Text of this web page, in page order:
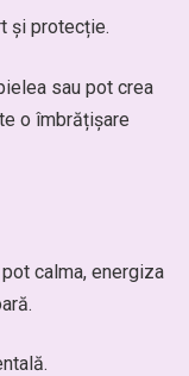
și protecție.
sau pot crea
o îmbrățișare
calma, energiza